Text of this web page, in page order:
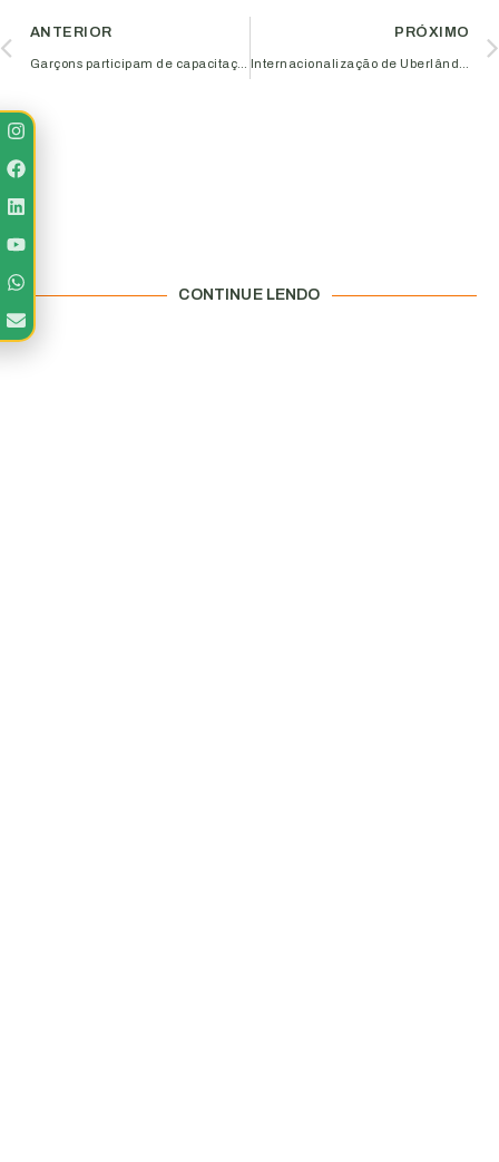
ANTERIOR PRÓXIMO
CONTINUE LENDO